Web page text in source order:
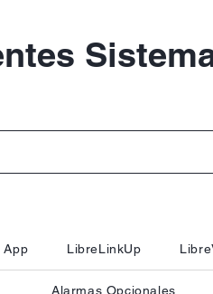
App LibreLinkUp
Alarmas Opcionales